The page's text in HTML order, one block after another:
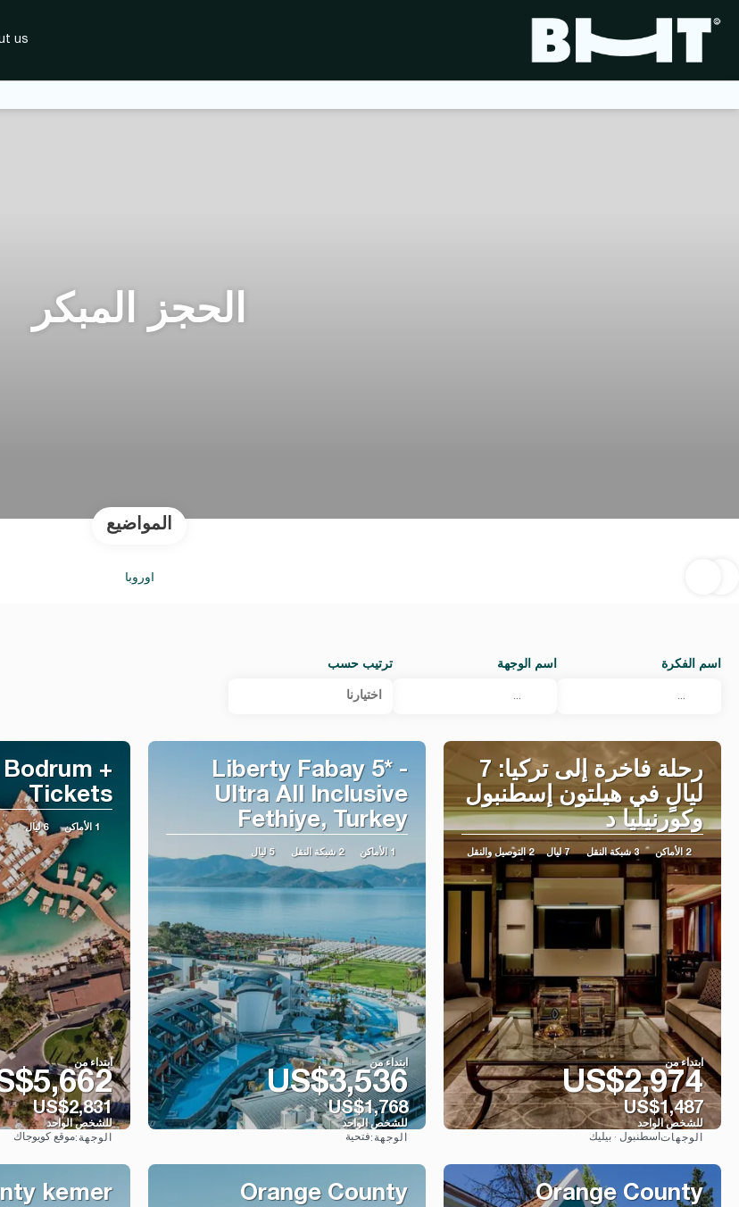
الحجز المبكر
المواضيع
أوروبا
اسم الفكرة اسم الوجهة ترتيب حسب
اختيارنا
رحلة فاخرة إلى تركيا: 7
ليالٍ في هيلتون إسطنبول
وكورنيليا د
2 الأماكن 3 شبكة النقل 7 ليال 2 التوصيل والنقل
ابتداء من
US$2,974
US$1,487
للشخص الواحد
الوجهات اسطنبول · بيليك
Liberty Fabay 5* -
Ultra All Inclusive
Fethiye, Turkey
1 الأماكن 2 شبكة النقل 5 ليال
ابتداء من
US$3,536
US$1,768
للشخص الواحد
الوجهة:فتحية
+
Tickets
1 الأماكن 6 ليال
ابتداء من
US$2,831
للشخص الواحد
الوجهة:موقع كويوجاك
Orange County
Orange County
kemer